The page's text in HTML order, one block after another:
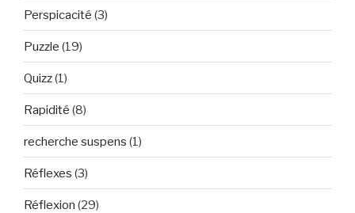
Perspicacité (3)
Puzzle (19)
Quizz(1)
Rapidité (8)
recherche suspens (1)
Réflexes (3)
Réflexion (29)